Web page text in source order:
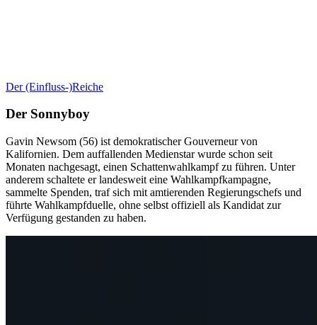
Der (Einfluss-)Reiche
Der Sonnyboy
Gavin Newsom (56) ist demokratischer Gouverneur von
Kalifornien. Dem auffallenden Medienstar wurde schon seit
Monaten nachgesagt, einen Schattenwahlkampf zu führen. Unter
anderem schaltete er landesweit eine Wahlkampfkampagne,
sammelte Spenden, traf sich mit amtierenden Regierungschefs und
führte Wahlkampfduelle, ohne selbst offiziell als Kandidat zur
Verfügung gestanden zu haben.